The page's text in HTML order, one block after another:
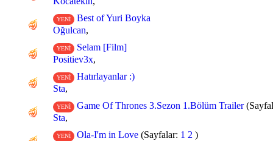
YENİ
Best of Yuri Boyka
Oğulcan,
YENİ
Selam [Film]
Positiev3x,
YENİ
Hatırlayanlar :)
Sta,
YENİ Game Of Thrones 3.Sezon 1.Bölüm Trailer
Sta,
YENİ Ola-I'm in Love (Sayfalar: 1 2 )